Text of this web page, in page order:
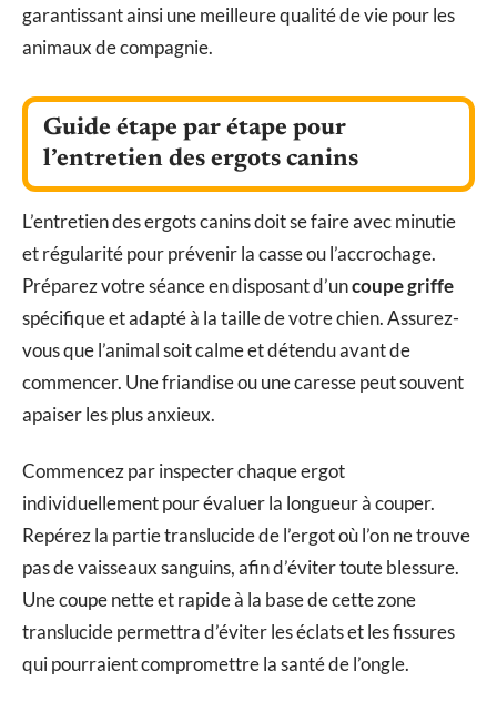
garantissant ainsi une meilleure qualité de vie pour les
animaux de compagnie.
Guide étape par étape pour
l’entretien des ergots canins
L’entretien des ergots canins doit se faire avec minutie
et régularité pour prévenir la casse ou l’accrochage.
Préparez votre séance en disposant d’uncoupe griffe
spécifique et adapté à la taille de votre chien. Assurez-
vous que l’animal soit calme et détendu avant de
commencer. Une friandise ou une caresse peut souvent
apaiser les plus anxieux.
Commencez par inspecter chaque ergot
individuellement pour évaluer la longueur à couper.
Repérez la partie translucide de l’ergot où l’on ne trouve
pas de vaisseaux sanguins, afin d’éviter toute blessure.
Une coupe nette et rapide à la base de cette zone
translucide permettra d’éviter les éclats et les fissures
qui pourraient compromettre la santé de l’ongle.